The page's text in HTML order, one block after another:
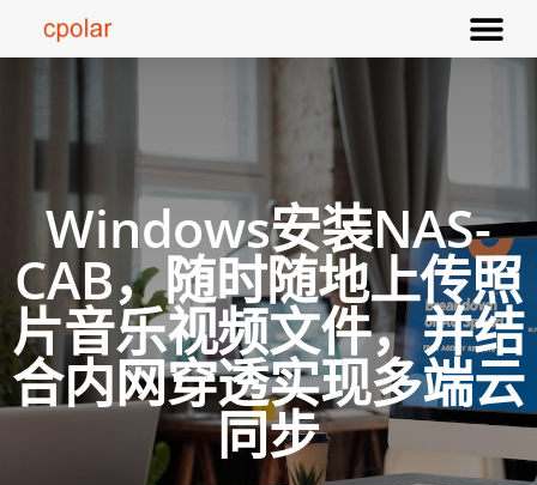
Windows安装NAS-
CAB，随时随地上传照
片音乐视频文件，并结
合内网穿透实现多端云
同步